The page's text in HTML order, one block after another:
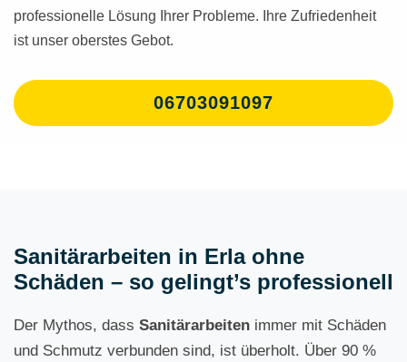
professionelle Lösung Ihrer Probleme. Ihre Zufriedenheit
ist unser oberstes Gebot.
06703091097
Sanitärarbeiten in Erla ohne
Schäden – so gelingt’s professionell
Der Mythos, dass Sanitärarbeiten immer mit Schäden
und Schmutz verbunden sind, ist überholt. Über 90 %